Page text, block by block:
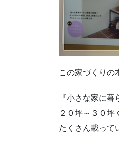
この家づくりの
『小さな家に
２０坪～３０
たくさん載って